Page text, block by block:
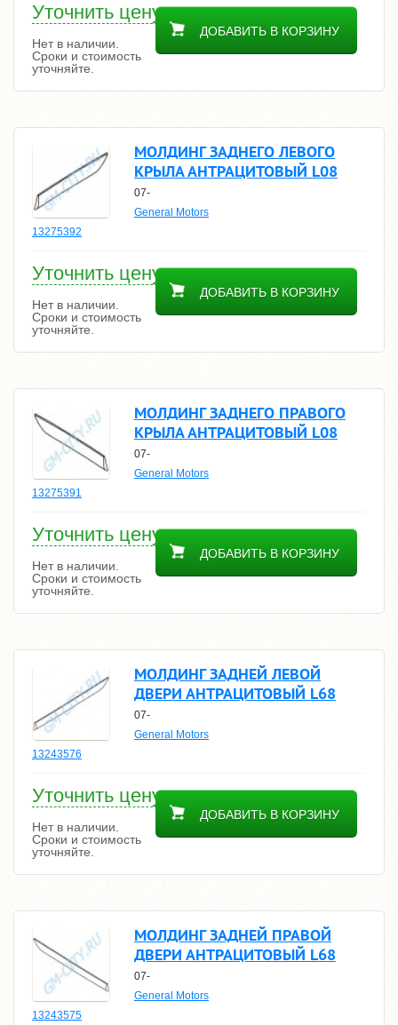
Уточнить цену
ДОБАВИТЬ В КОРЗИНУ
Нет в наличии.
Сроки и стоимость
уточняйте.
МОЛДИНГ ЗАДНЕГО ЛЕВОГО
КРЫЛА АНТРАЦИТОВЫЙ L08
07-
General Motors
13275392
Уточнить цену
ДОБАВИТЬ В КОРЗИНУ
Нет в наличии.
Сроки и стоимость
уточняйте.
МОЛДИНГ ЗАДНЕГО ПРАВОГО
КРЫЛА АНТРАЦИТОВЫЙ L08
07-
General Motors
13275391
Уточнить цену
ДОБАВИТЬ В КОРЗИНУ
Нет в наличии.
Сроки и стоимость
уточняйте.
МОЛДИНГ ЗАДНЕЙ ЛЕВОЙ
ДВЕРИ АНТРАЦИТОВЫЙ L68
07-
General Motors
13243576
Уточнить цену
ДОБАВИТЬ В КОРЗИНУ
Нет в наличии.
Сроки и стоимость
уточняйте.
МОЛДИНГ ЗАДНЕЙ ПРАВОЙ
ДВЕРИ АНТРАЦИТОВЫЙ L68
07-
General Motors
13243575